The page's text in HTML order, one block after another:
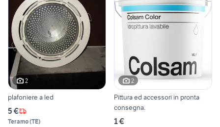
2
plafoniere a led
5 €
Teramo(TE)
2
Pittura ed accessori in pronta
consegna.
1 €